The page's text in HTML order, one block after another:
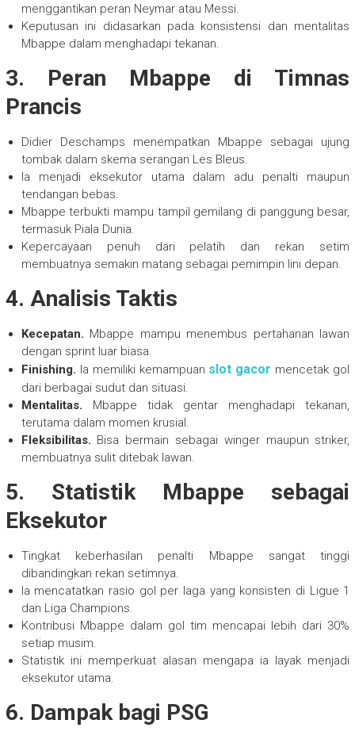
menggantikan peran Neymar atau Messi.
Keputusan ini didasarkan pada konsistensi dan mentalitas
Mbappe dalam menghadapi tekanan.
3. Peran Mbappe di Timnas
Prancis
Didier Deschamps menempatkan Mbappe sebagai ujung
tombak dalam skema serangan Les Bleus.
Ia menjadi eksekutor utama dalam adu penalti maupun
tendangan bebas.
Mbappe terbukti mampu tampil gemilang di panggung besar,
termasuk Piala Dunia.
Kepercayaan penuh dari pelatih dan rekan setim
membuatnya semakin matang sebagai pemimpin lini depan.
4. Analisis Taktis
Kecepatan. Mbappe mampu menembus pertahanan lawan
dengan sprint luar biasa.
Finishing. Ia memiliki kemampuan slot gacor mencetak gol
dari berbagai sudut dan situasi.
Mentalitas. Mbappe tidak gentar menghadapi tekanan,
terutama dalam momen krusial.
Fleksibilitas. Bisa bermain sebagai winger maupun striker,
membuatnya sulit ditebak lawan.
5. Statistik Mbappe sebagai
Eksekutor
Tingkat keberhasilan penalti Mbappe sangat tinggi
dibandingkan rekan setimnya.
Ia mencatatkan rasio gol per laga yang konsisten di Ligue 1
dan Liga Champions.
Kontribusi Mbappe dalam gol tim mencapai lebih dari 30%
setiap musim.
Statistik ini memperkuat alasan mengapa ia layak menjadi
eksekutor utama.
6. Dampak bagi PSG